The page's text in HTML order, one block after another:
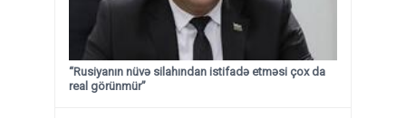
“Rusiyanın nüvə silahından istifadə etməsi çox da
real görünmür”